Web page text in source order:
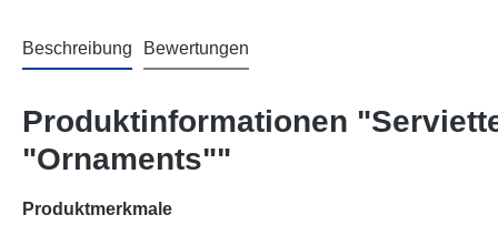
Beschreibung Bewertungen
Produktinformationen
"Ornaments""
Produktmerkmale